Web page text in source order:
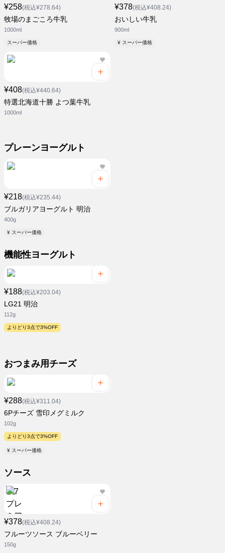
¥258(税込¥278.64)
牧場のまごころ牛乳
1000ml
スーパー価格
¥378(税込¥408.24)
おいしい牛乳
900ml
¥ スーパー価格
¥408(税込¥440.64)
特選北海道十勝 よつ葉牛乳
1000ml
プレーンヨーグルト
¥218(税込¥235.44)
ブルガリアヨーグルト 明治
400g
¥ スーパー価格
機能性ヨーグルト
¥188(税込¥203.04)
LG21 明治
112g
よりどり3点で3%OFF
おつまみ用チーズ
¥288(税込¥311.04)
6Pチーズ 雪印メグミルク
102g
よりどり3点で3%OFF
¥ スーパー価格
ソース
¥378(税込¥408.24)
フルーツソース ブルーベリー
150g